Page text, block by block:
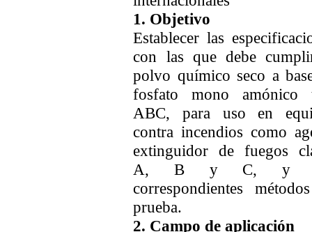
1. Objetivo
Establecer las
con las que debe
polvo químico seco a
fosfato mono amónico
ABC, para uso en
contra incendios como
extinguidor de fuegos
A, B y C, y
correspondientes
prueba.
2. Campo de aplicación